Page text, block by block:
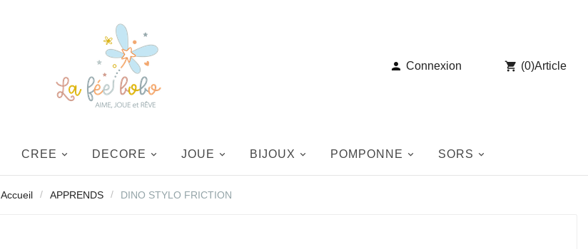
 Connexion  (0)Article
CREE DECORE JOUE BIJOUX POMPONNE SORS
Accueil APPRENDS DINO STYLO FRICTION